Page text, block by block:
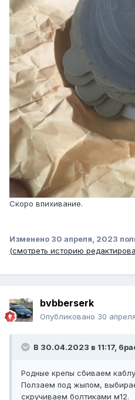
Скоро впихивание.
Изменено 30 апреля, 2023
(смотреть историю
bvbberserk
Опубликовано 30
В 30.04.2023 в 11:17,
Родные крепы сбиваем
Ползаем под жыпом,
скручиваем болтиками м12.